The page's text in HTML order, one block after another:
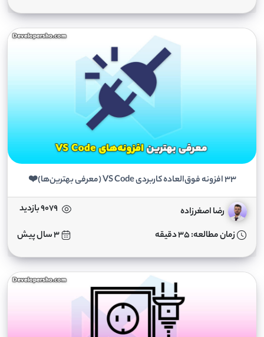
33 افزونه فوق‌العاده کاربردی VS Code (معرفی بهترین‌ها)❤️
رضا اصغرزاده
9079 بازدید
زمان مطالعه: 35 دقیقه
3 سال پیش